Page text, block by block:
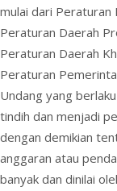
mulai dari Peraturan
Peraturan Daerah
Peraturan Daerah
Peraturan
Undang yang
tindih dan menjadi
dengan demikian
anggaran atau
banyak dan dinilai